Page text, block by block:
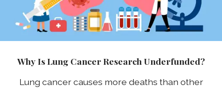
Why Is Lung Cancer Research Underfunded?
Lung cancer causes more deaths than other